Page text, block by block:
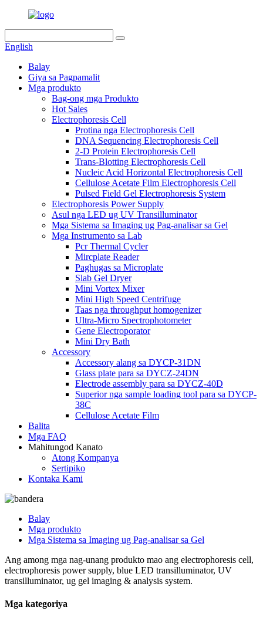
English
Balay
Giya sa Pagpamalit
Mga produkto
Bag-ong mga Produkto
Hot Sales
Electrophoresis Cell
Protina nga Electrophoresis Cell
DNA Sequencing Electrophoresis Cell
2-D Protein Electrophoresis Cell
Trans-Blotting Electrophoresis Cell
Nucleic Acid Horizontal Electrophoresis Cell
Cellulose Acetate Film Electrophoresis Cell
Pulsed Field Gel Electrophoresis System
Electrophoresis Power Supply
Asul nga LED ug UV Transilluminator
Mga Sistema sa Imaging ug Pag-analisar sa Gel
Mga Instrumento sa Lab
Pcr Thermal Cycler
Mircplate Reader
Paghugas sa Microplate
Slab Gel Dryer
Mini Vortex Mixer
Mini High Speed ​​Centrifuge
Taas nga throughput homogenizer
Ultra-Micro Spectrophotometer
Gene Electroporator
Mini Dry Bath
Accessory
Accessory alang sa DYCP-31DN
Glass plate para sa DYCZ-24DN
Electrode assembly para sa DYCZ-40D
Superior nga sample loading tool para sa DYCP-
38C
Cellulose Acetate Film
Balita
Mga FAQ
Mahitungod Kanato
Atong Kompanya
Sertipiko
Kontaka Kami
Balay
Mga produkto
Mga Sistema sa Imaging ug Pag-analisar sa Gel
Ang among mga nag-unang produkto mao ang electrophoresis cell,
electrophoresis power supply, blue LED transilluminator, UV
transilluminator, ug gel imaging & analysis system.
Mga kategoriya